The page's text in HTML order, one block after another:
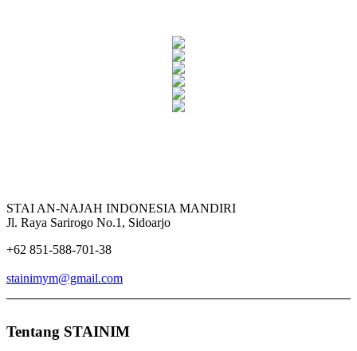
STAI AN-NAJAH INDONESIA MANDIRI
Jl. Raya Sarirogo No.1, Sidoarjo
+62 851-588-701-38
stainimym@gmail.com
Tentang STAINIM